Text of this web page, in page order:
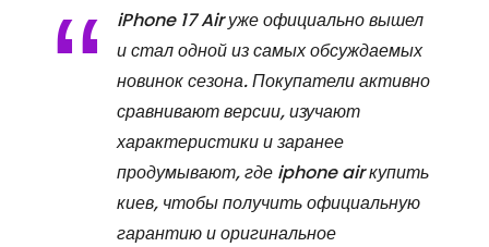
iPhone 17 Air уже официально вышел
и стал одной из самых обсуждаемых
новинок сезона. Покупатели активно
сравнивают версии, изучают
характеристики и заранее
продумывают, где iphone air купить
киев, чтобы получить официальную
гарантию и оригинальное